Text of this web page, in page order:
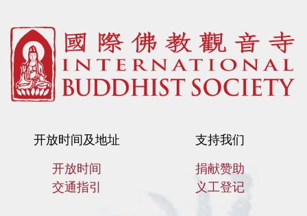
开放时间及地址
开放时间
交通指引
支持我们
捐献赞助
义工登记